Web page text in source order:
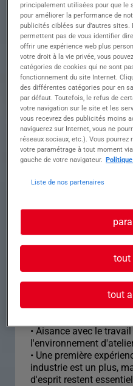
missions seront :
• Réceptionner les
automatiquement par
• Préparer et
dès le début de poste
• Effectuer les
dimensions demandées
• Contrôler la
• Assurer le bon
le respect des
Les panneaux
vers les étapes
fabrication, notamment
Poste en atelier avec
Profil
Nous recherchons une
sérieuse et impliquée
• Bonne capacité
• Aisance avec le
l'environnement
• Une première
industrie est un plus,
d'esprit restent
principalement utilisées pour que le
pour améliorer la performance de
publicités ciblées sur d’autres sites.
permettent pas de vous identifier
offrir une expérience web plus
votre droit à la vie privée, vous
catégories de cookies qui ne sont
fonctionnement du site Internet.
des différentes catégories pour en
par défaut. Toutefois, le refus de
votre navigation sur le site et les
vous recevrez des publicités moins
naviguerez sur Internet, vous ne
réseaux sociaux, etc.). Vous
votre paramétrage à tout moment
gauche de votre navigateur.
Liste de nos partenaires
tout
tout